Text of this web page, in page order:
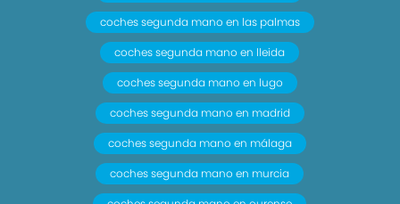
coches segunda mano en las palmas
coches segunda mano en lleida
coches segunda mano en lugo
coches segunda mano en madrid
coches segunda mano en málaga
coches segunda mano en murcia